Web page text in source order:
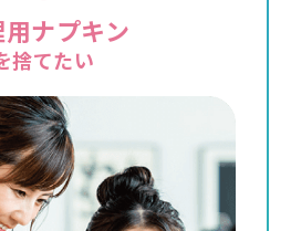
ナプキン
捨てたい